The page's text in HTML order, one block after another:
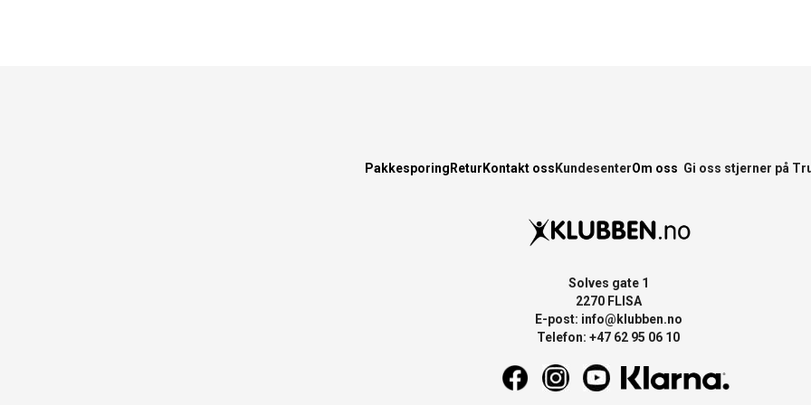
Pakkesporing Retur Kontakt oss KundesenterOm oss Gi oss stjerner på
Solves gate 1
2270 FLISA
E-post: info@klubben.no
Telefon: +47 62 95 06 10